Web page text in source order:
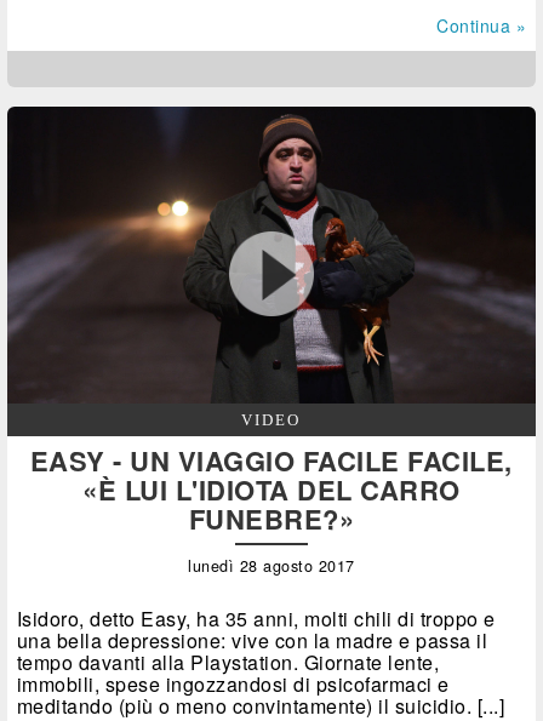
Continua »
VIDEO
EASY - UN VIAGGIO FACILE FACILE,
«È LUI L'IDIOTA DEL CARRO
FUNEBRE?»
lunedì 28 agosto 2017
Isidoro, detto Easy, ha 35 anni, molti chili di troppo e
una bella depressione: vive con la madre e passa il
tempo davanti alla Playstation. Giornate lente,
immobili, spese ingozzandosi di psicofarmaci e
meditando (più o meno convintamente) il suicidio. [...]